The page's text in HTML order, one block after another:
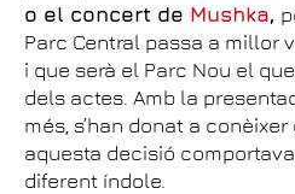
o el concert de Mushka,
Parc Central passa a millor
i que serà el Parc Nou el
dels actes. Amb la
més, s’han donat a
aquesta decisió
diferent índole.